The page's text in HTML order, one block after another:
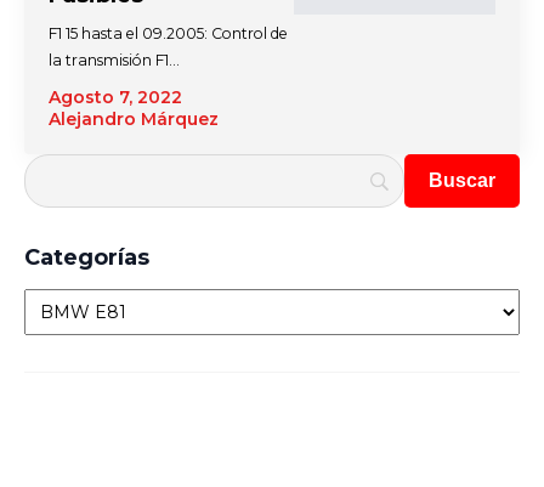
Agosto 7, 2022
Alejandro Márquez
F1 15 hasta el 09.2005: Control de
la transmisión F1…
Categorías
Categorías